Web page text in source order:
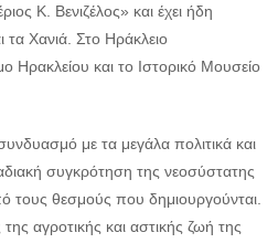
Κ. Βενιζέλος» και έχει ήδη
τα Χανιά. Στο Ηράκλειο
Ηρακλείου και το Ιστορικό Μουσείο
με τα μεγάλα πολιτικά και
συγκρότηση της νεοσύστατης
τους θεσμούς που δημιουργούνται.
αγροτικής και αστικής ζωή της